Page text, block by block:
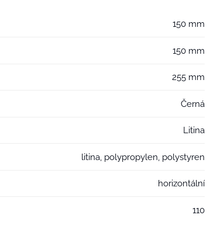
150 mm
150 mm
255 mm
Černá
Litina
litina, polypropylen, polystyren
horizontální
110